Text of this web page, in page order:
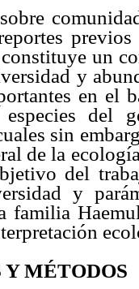
un
y
en el
del
sin
de la
del
y
familia
MÉTODOS